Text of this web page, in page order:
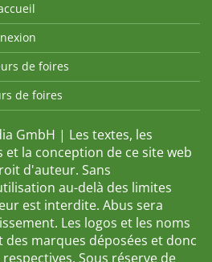
de foires
de foires
GmbH | Les textes, les
et la conception de ce site web
d'auteur. Sans
au-delà des limites
est interdite. Abus sera
Les logos et les noms
marques déposées et donc
Sous réserve de